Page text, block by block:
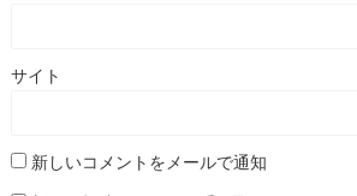
サイト
新しいコメントをメールで通知